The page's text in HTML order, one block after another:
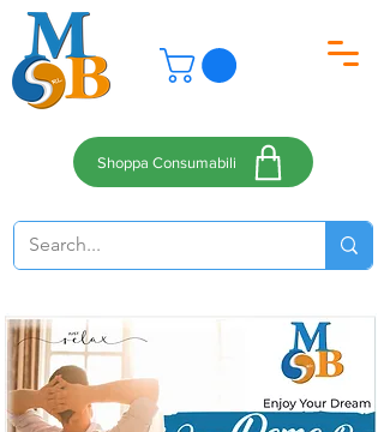
Shoppa Consumabili